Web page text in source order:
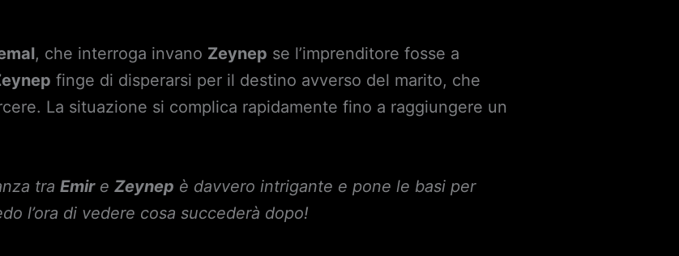
, che interroga invano Zeynep se l’imprenditore fosse a
finge di disperarsi per il destino avverso del marito, che
La situazione si complica rapidamente fino a raggiungere un
traEmireZeynep è davvero intrigante e pone le basi per
l’ora di vedere cosa succederà dopo!